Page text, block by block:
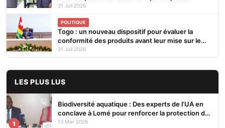
renforcer la coopération bilatérale
31 Juil 2026
POLITIQUE
Togo : un nouveau dispositif pour évaluer la
conformité des produits avant leur mise sur le
marché
31 Juil 2026
LES PLUS LUS
1
Biodiversité aquatique : Des experts de l’UA en
conclave à Lomé pour renforcer la protection des
écosystèmes
13 Mar 2026